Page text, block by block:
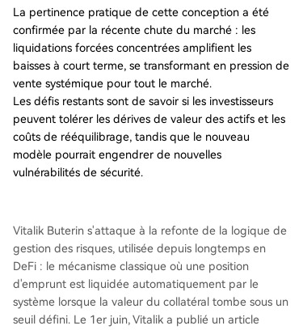
ouvelles architectures de gestion des risques.
La pertinence pratique de cette conception a été
confirmée par la récente chute du marché : les
liquidations forcées concentrées amplifient les
baisses à court terme, se transformant en pression de
vente systémique pour tout le marché.
Les défis restants sont de savoir si les investisseurs
peuvent tolérer les dérives de valeur des actifs et les
coûts de rééquilibrage, tandis que le nouveau
modèle pourrait engendrer de nouvelles
vulnérabilités de sécurité.
Vitalik Buterin s'attaque à la refonte de la logique de
gestion des risques, utilisée depuis longtemps en
DeFi : le mécanisme classique où une position
d'emprunt est liquidée automatiquement par le
système lorsque la valeur du collatéral tombe sous un
seuil défini. Le 1er juin, Vitalik a publié un article